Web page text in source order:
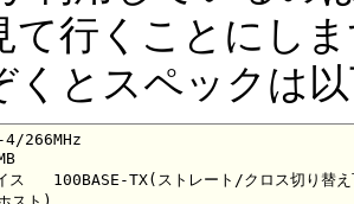
て行くことにし
くとスペックは
り替え可能)